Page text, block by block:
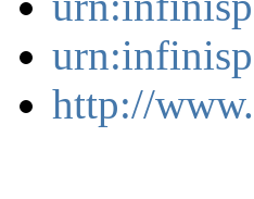
http://